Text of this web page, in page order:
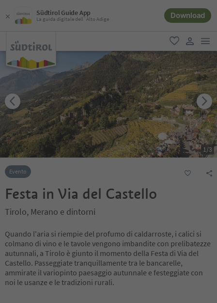
Südtirol Guide App
La guida digitale dell´Alto Adige Download
favoriti
user link
1/3
Evento
Festa in Via del Castello
Tirolo, Merano e dintorni
Quando l'aria si riempie del profumo di caldarroste, i calici si
colmano di vino e le tavole vengono imbandite con prelibatezze
autunnali, a Tirolo è giunto il momento della Festa di Via del
Castello. Passeggiate tranquillamente tra le bancarelle,
ammirate il variopinto paesaggio autunnale e festeggiate con
noi le usanze e le tradizioni rurali.